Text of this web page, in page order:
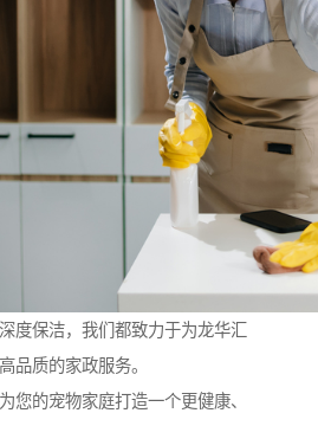
度保洁，我们都致力于为龙华汇
品质的家政服务。
您的宠物家庭打造一个更健康、